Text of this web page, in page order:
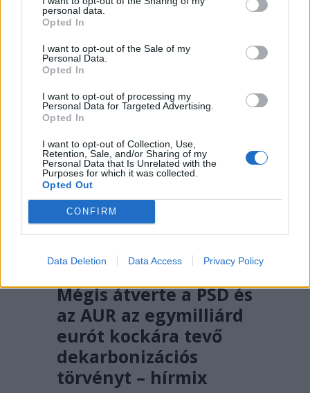
personal data.
Opted In
I want to opt-out of the Sale of my
Personal Data.
Opted In
I want to opt-out of processing my
Personal Data for Targeted Advertising.
Opted In
I want to opt-out of Collection, Use,
Retention, Sale, and/or Sharing of my
Personal Data that Is Unrelated with the
Purposes for which it was collected.
Opted Out
CONFIRM
Data Deletion Data Access Privacy Policy
gondatlanságból elkövetett
emberöléssel vádolnak egy hegyi
vezetőt a Bucsecs-hegységben
történt baleset miatt.
2026. AUGUSZTUS 05., SZERDA
Mégis átverte a PSD és
az AUR az egymilliárd
eurót kockára tevő
dekarbonizációs
törvényt – hírmix